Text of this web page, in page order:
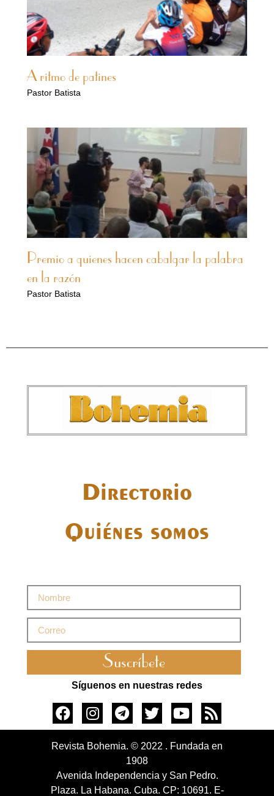
A ritmo de patines
Pastor Batista
Premio a quienes hacen cabalgar la palabra
en la razón
Pastor Batista
Directorio
Quiénes somos
Suscríbete
Síguenos en nuestras redes
Revista Bohemia. © 2022 . Fundada en
1908
Avenida Independencia y San Pedro.
Plaza. La Habana. Cuba. CP: 10691. E-